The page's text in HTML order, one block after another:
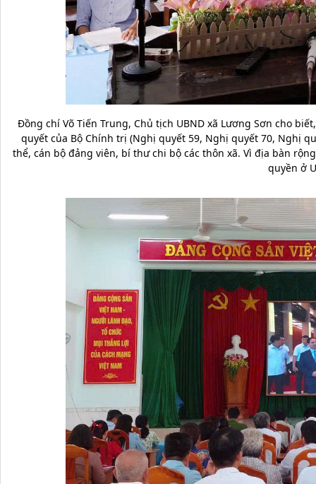
Đồng chí Võ Tiến Trung, Chủ tịch UBND xã Lương Sơn cho
quyết của Bộ Chính trị (Nghị quyết 59, Nghị quyết 70, Nghị
thể, cán bộ đảng viên, bí thư chi bộ các thôn xã. Vì địa bàn
quyền ở